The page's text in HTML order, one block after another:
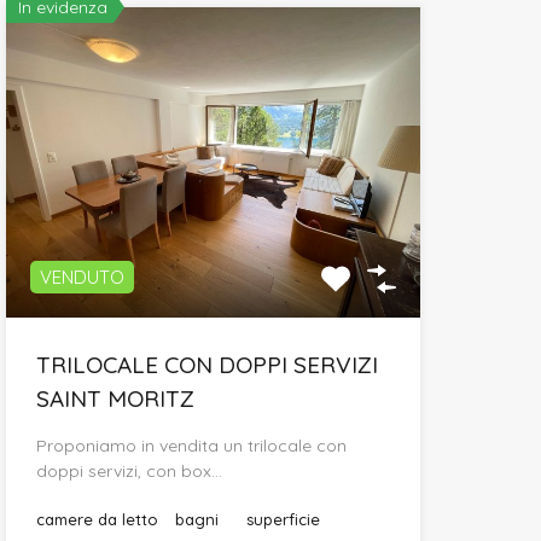
In evidenza
VENDUTO
TRILOCALE CON DOPPI SERVIZI
SAINT MORITZ
Proponiamo in vendita un trilocale con
doppi servizi, con box…
camere da letto bagni superficie